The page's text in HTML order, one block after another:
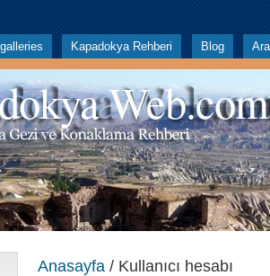
Kapadokya Rehberi Blog Ara
Web.com
Anasayfa / Kullanıcı hesabı